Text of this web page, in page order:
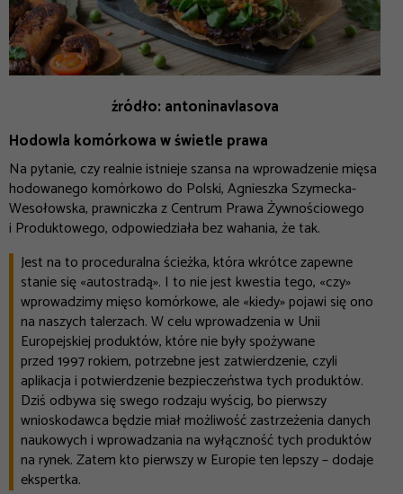
źródło: antoninavlasova
Hodowla komórkowa w świetle prawa
Na pytanie, czy realnie istnieje szansa na wprowadzenie mięsa
hodowanego komórkowo do Polski,Agnieszka Szymecka-
Wesołowska, prawniczka z Centrum Prawa Żywnościowego
i Produktowego, odpowiedziała bez wahania, że tak.
Jest na to proceduralna ścieżka, która wkrótce zapewne
stanie się «autostradą». I to nie jest kwestia tego, «czy»
wprowadzimy mięso komórkowe, ale «kiedy» pojawi się ono
na naszych talerzach. W celu wprowadzenia w Unii
Europejskiej produktów, które nie były spożywane
przed 1997 rokiem, potrzebne jest zatwierdzenie, czyli
aplikacja i potwierdzenie bezpieczeństwa tych produktów.
Dziś odbywa się swego rodzaju wyścig, bo pierwszy
wnioskodawca będzie miał możliwość zastrzeżenia danych
naukowych i wprowadzania na wyłączność tych produktów
na rynek. Zatem kto pierwszy w Europie ten lepszy– dodaje
ekspertka.